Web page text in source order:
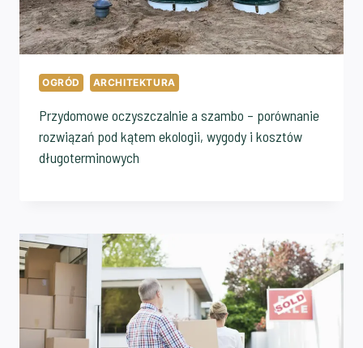
OGRÓD ARCHITEKTURA
Przydomowe oczyszczalnie a szambo – porównanie
rozwiązań pod kątem ekologii, wygody i kosztów
długoterminowych